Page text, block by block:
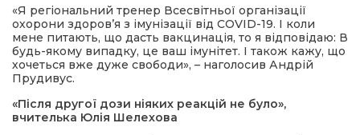
«Я регіональний тренер Всесвітньої організації
охорони здоров’я з імунізації від COVID-19. І коли
мене питають, що дасть вакцинація, то я відповідаю: В
будь-якому випадку, це ваш імунітет. І також кажу, що
хочеться вже дуже свободи», – наголосив Андрій
Прудивус.
«Після другої дози ніяких реакцій не було»,
вчителька Юлія Шелехова